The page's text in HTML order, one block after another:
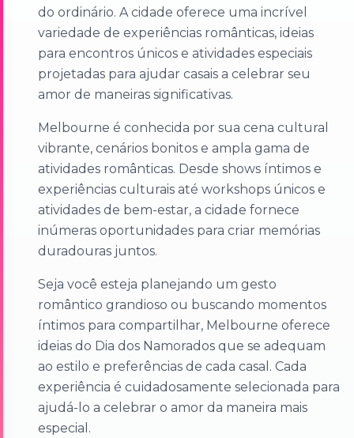
do ordinário. A cidade oferece uma incrível
variedade de experiências românticas, ideias
para encontros únicos e atividades especiais
projetadas para ajudar casais a celebrar seu
amor de maneiras significativas.
Melbourne é conhecida por sua cena cultural
vibrante, cenários bonitos e ampla gama de
atividades românticas. Desde shows íntimos e
experiências culturais até workshops únicos e
atividades de bem-estar, a cidade fornece
inúmeras oportunidades para criar memórias
duradouras juntos.
Seja você esteja planejando um gesto
romântico grandioso ou buscando momentos
íntimos para compartilhar, Melbourne oferece
ideias do Dia dos Namorados que se adequam
ao estilo e preferências de cada casal. Cada
experiência é cuidadosamente selecionada para
ajudá-lo a celebrar o amor da maneira mais
especial.